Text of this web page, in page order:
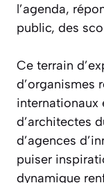
l’agenda,
public, des
Ce terrain
d’organismes
internationaux
d’architectes
d’agences
puiser
dynamique